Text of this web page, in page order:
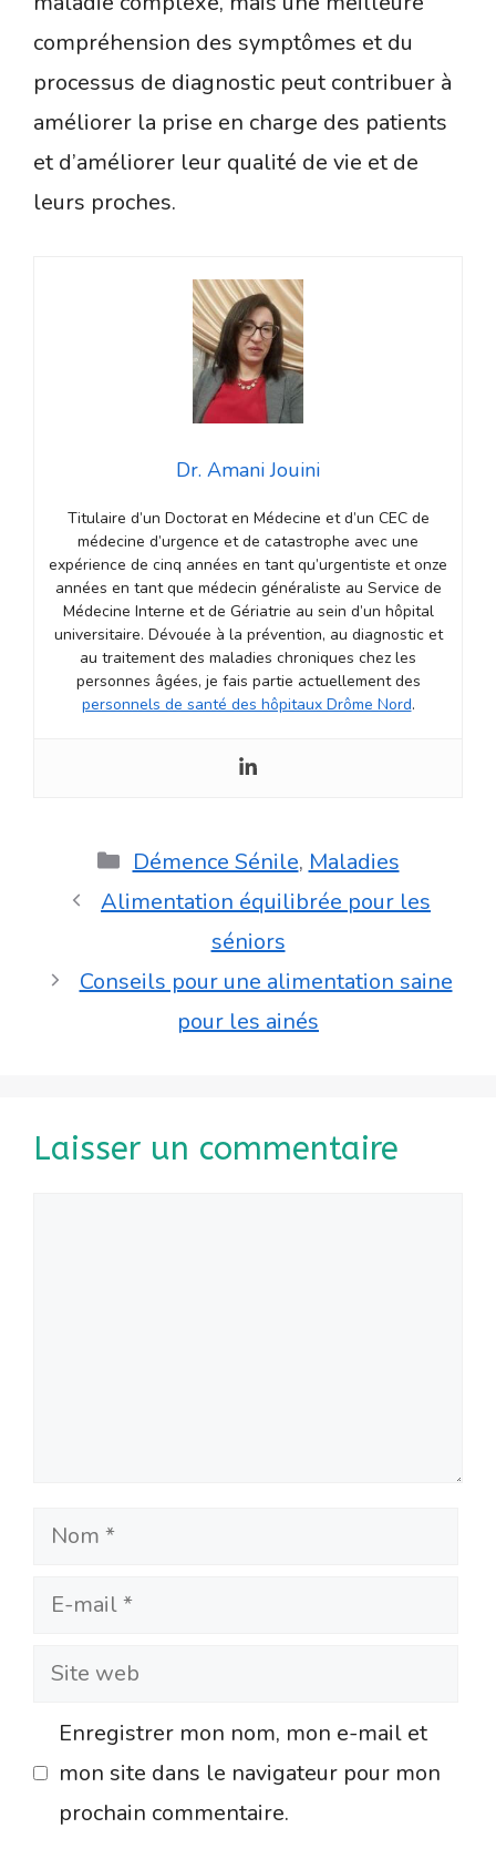
compréhension des symptômes et du
processus de diagnostic peut contribuer à
améliorer la prise en charge des patients
et d’améliorer leur qualité de vie et de
leurs proches.
Dr. Amani Jouini
Titulaire d’un Doctorat en Médecine et d’un CEC de
médecine d’urgence et de catastrophe avec une
expérience de cinq années en tant qu’urgentiste et onze
années en tant que médecin généraliste au Service de
Médecine Interne et de Gériatrie au sein d’un hôpital
universitaire. Dévouée à la prévention, au diagnostic et
au traitement des maladies chroniques chez les
personnes âgées, je fais partie actuellement des
personnels de santé des hôpitaux Drôme Nord.
Catégories
Démence Sénile, Maladies
Alimentation équilibrée pour les
séniors
Conseils pour une alimentation saine
pour les ainés
Laisser un commentaire
Nom
E-
Site
Enregistrer mon nom, mon e-mail et
mon site dans le navigateur pour mon
prochain commentaire.